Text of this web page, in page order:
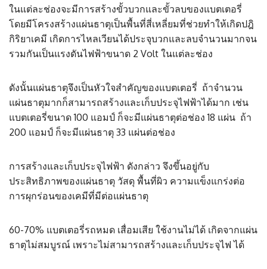
ในแต่ละช่องจะมีการสร้างขั้วบวกและขั้วลบของแบตเตอรี่
โดยมีโครงสร้างแผ่นธาตุเป็นพื้นที่สี่เหลี่ยมที่ช่วยทำให้เกิดปฎิ
กิริยาเคมี เกิดการไหลเวียนได้ประจุบวกและลบจำนวนมากจน
รวมกันเป็นแรงดันไฟฟ้าขนาด 2 Volt ในแต่ละช่อง
ดังนั้นแผ่นธาตุจึงเป็นหัวใจสำคัญของแบตเตอรี่ ถ้าจำนวน
แผ่นธาตุมากก็สามารถสร้างและเก็บประจุไฟฟ้าได้มาก เช่น
แบตเตอรี่ขนาด 100 แอมป์ ก็จะมีแผ่นธาตุต่อช่อง 18 แผ่น ถ้า
200 แอมป์ ก็จะมีแผ่นธาตุ 33 แผ่นต่อช่อง
การสร้างและเก็บประจุไฟฟ้า ดังกล่าว จึงขึ้นอยู่กับ
ประสิทธิภาพของแผ่นธาตุ วัสดุ พื้นที่ผิว ความแข็งแกร่งต่อ
การผุกร่อนของเคมีที่มีต่อแผ่นธาตุ
60-70% แบตเตอรี่รถหมด เสื่อมเสีย ใช้งานไม่ได้ เกิดจากแผ่น
ธาตุไม่สมบูรณ์ เพราะไม่สามารถสร้างและเก็บประจุไฟ ได้